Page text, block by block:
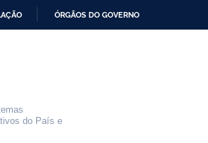
ÓRGÃOS DO GOVERNO
do País e